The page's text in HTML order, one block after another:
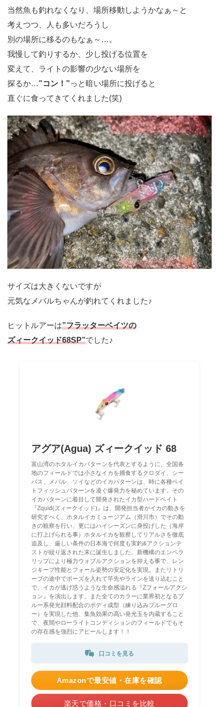
当然魚も釣れなくなり、場所移動しようかなぁ～と
考えつつ、人も多いだろうし
別の場所に移るのもなぁ～…。
我慢して釣りするか、少し投げる位置を
変えて、ライトの影響の少ない場所を
探るか…”コン！”っと暗い場所に投げると
直ぐに食ってきてくれました(笑)
サイズは大きくないですが
元気なメバルちゃんが釣れてくれました♪
ヒットルアーは”フラッターベイツの
ズィークイッド68SP”でした♪
アグア(Agua) ズィークイッド 68
富山湾のホタルイカパターンを代表とするように、全国各
地のフィールドでは小さなイカを捕食するクロダイ、シー
バス、メバル、ソイなどのイカパターンは、時に各種ベイ
トフィッシュパターンを凌ぐ爆発力を秘めています。その
イカパターンに着目して開発されたイカ型ハードベイト
『Zquid(ズィークイッド)』は、開発担当者がイカの動きを
研究すべく、ホタルイカミュージアム（滑川市）でその動
きの観察を行い、更にはハイシーズンに身投げした（海岸
に打上げられる事）ホタルイカを観察してリアルさを徹底
追及し、厳しい条件の日本海で何度も実釣&アクションテ
ストが繰り返された末に誕生しました。新機構のエンペラ
リップにより極力ウォブルアクションを抑える事で、レン
ジキープ性能とフォール姿勢の安定化を実現。またリトリ
ーブの途中でポーズを入れて竿先やラインを送り込むこと
で、イカが逃げ惑うような生命感溢れる『Zフォールアクシ
ョン』を演出します。また全てのカラーに業界初となるブ
ルー系発光顔料配合のボディ成型（練り込みブルーグロ
ー）を実現した他、集魚効果の高い発光玉を内蔵すること
で、夜間やローライトコンディションのフィールドでもそ
の存在感を強烈にアピールします！！
口コミを見る
Amazonで最安値・在庫を確認
楽天で価格・口コミを比較